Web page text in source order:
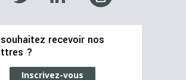
recevoir nos
?
Inscrivez-vous